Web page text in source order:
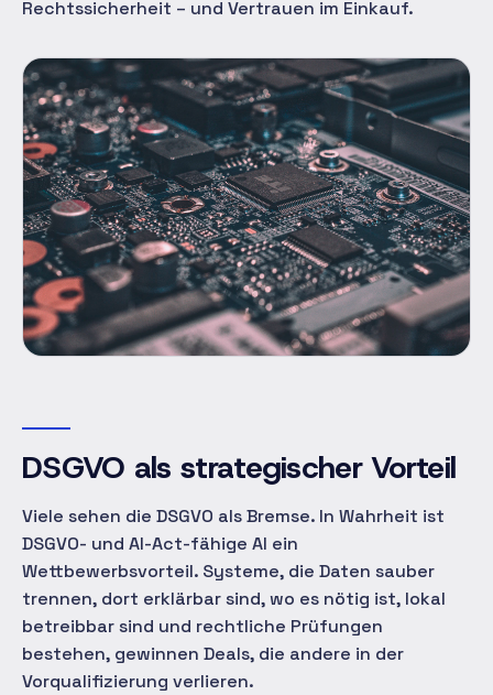
Rechtssicherheit – und Vertrauen im Einkauf.
DSGVO als strategischer Vorteil
Viele sehen die DSGVO als Bremse. In Wahrheit ist
DSGVO- und AI-Act-fähige AI ein
Wettbewerbsvorteil. Systeme, die Daten sauber
trennen, dort erklärbar sind, wo es nötig ist, lokal
betreibbar sind und rechtliche Prüfungen
bestehen, gewinnen Deals, die andere in der
Vorqualifizierung verlieren.